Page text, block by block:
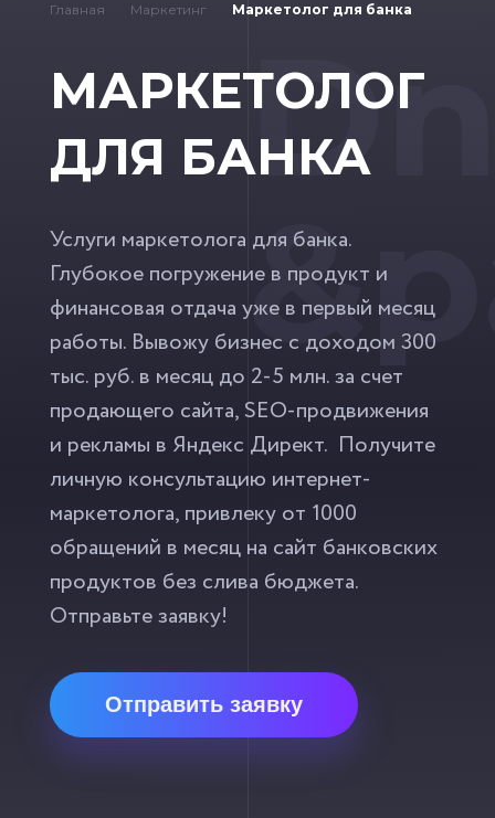
Главная Маркетинг Маркетолог для банка
МАРКЕТОЛОГ
ДЛЯ БАНКА
Услуги маркетолога для банка.
Глубокое погружение в продукт и
финансовая отдача уже в первый месяц
работы. Вывожу бизнес с доходом 300
тыс. руб. в месяц до 2-5 млн. за счет
продающего сайта, SEO-продвижения
и рекламы в Яндекс Директ. Получите
личную консультацию интернет-
маркетолога, привлеку от 1000
обращений в месяц на сайт банковских
продуктов без слива бюджета.
Отправьте заявку!
Отправить заявку